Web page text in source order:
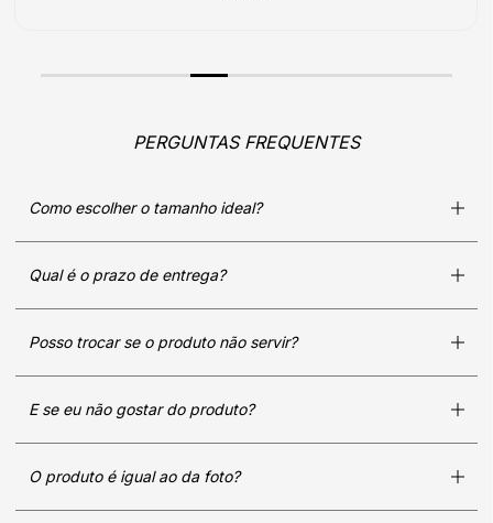
PERGUNTAS FREQUENTES
Como escolher o tamanho ideal?
Qual é o prazo de entrega?
Posso trocar se o produto não servir?
E se eu não gostar do produto?
O produto é igual ao da foto?